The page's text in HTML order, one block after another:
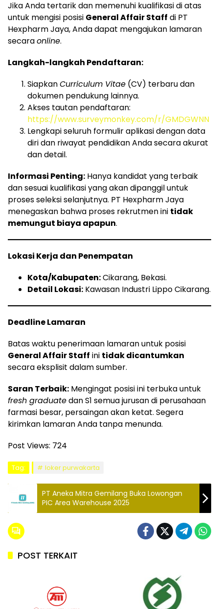
Jika Anda tertarik dan memenuhi kualifikasi di atas
untuk mengisi posisi General Affair Staff di PT
Hexpharm Jaya, Anda dapat mengajukan lamaran
secaraonline.
Langkah-langkah Pendaftaran:
SiapkanCurriculum Vitae (CV) terbaru dan
dokumen pendukung lainnya.
Akses tautan pendaftaran:
https://www.surveymonkey.com/r/GMDGWNN
Lengkapi seluruh formulir aplikasi dengan data
diri dan riwayat pendidikan Anda secara akurat
dan detail.
Informasi Penting: Hanya kandidat yang terbaik
dan sesuai kualifikasi yang akan dipanggil untuk
proses seleksi selanjutnya. PT Hexpharm Jaya
menegaskan bahwa proses rekrutmen ini tidak
memungut biaya apapun.
Lokasi Kerja dan Penempatan
Kota/Kabupaten:Cikarang, Bekasi.
Detail Lokasi: Kawasan Industri Lippo Cikarang.
Deadline Lamaran
Batas waktu penerimaan lamaran untuk posisi
General Affair Staff ini tidak dicantumkan
secara eksplisit dalam sumber.
Saran Terbaik: Mengingat posisi ini terbuka untuk
fresh graduatedan S1 semua jurusan di perusahaan
farmasi besar, persaingan akan ketat. Segera
kirimkan lamaran Anda tanpa menunda.
Post Views: 724
Tag: loker purwakarta
PT Aneka Mitra Gemilang Buka Lowongan
PIC Area Warehouse 2025
POST TERKAIT